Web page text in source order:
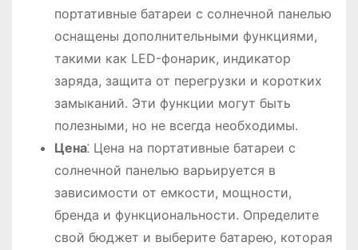
портативные батареи с солнечной панелью
оснащены дополнительными функциями,
такими как LED-фонарик, индикатор
заряда, защита от перегрузки и коротких
замыканий. Эти функции могут быть
полезными, но не всегда необходимы.
Цена⁚ Цена на портативные батареи с
солнечной панелью варьируется в
зависимости от емкости, мощности,
бренда и функциональности. Определите
свой бюджет и выберите батарею, которая